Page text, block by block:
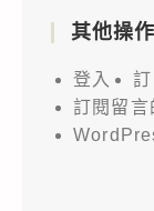
其他操作
登入
訂閱留言